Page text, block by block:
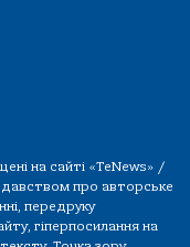
на сайті «TeNews» /
про авторське
передруку
гіперпосилання на